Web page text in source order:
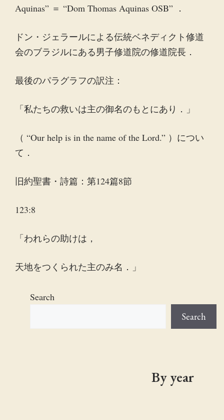
Aquinas” ＝ “Dom Thomas Aquinas OSB” ．
ドン・ジェラールによる伝統ベネディクト修道
会のブラジルにある男子修道院の修道院長．
最後のパラグラフの訳注：
「私たちの救いは主の御名のもとにあり．」
（ “Our help is in the name of the Lord.” ）につい
て．
旧約聖書・詩篇：第124篇8節
123:8
「われらの助けは，
天地をつくられた主のみ名．」
Search
Search
By year